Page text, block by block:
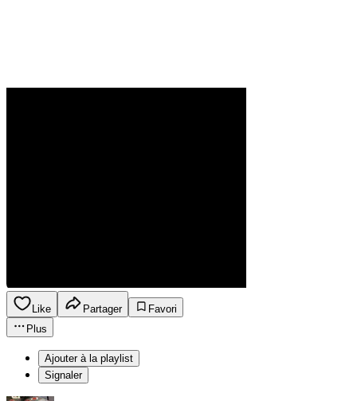
Like Partager
Favori
Plus
Ajouter à la playlist
Signaler